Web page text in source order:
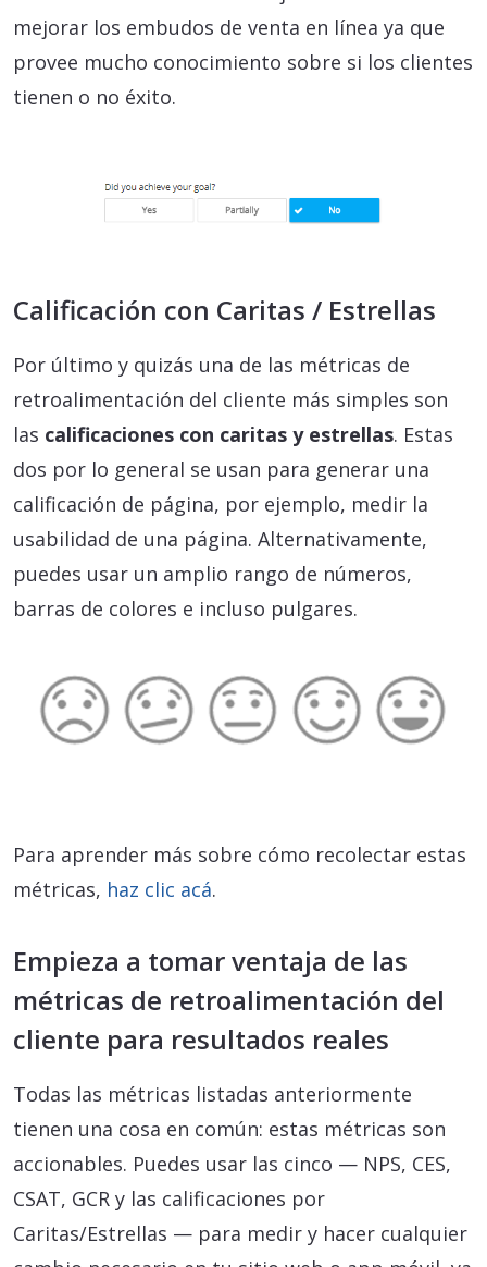
mejorar los embudos de venta en línea ya que
provee mucho conocimiento sobre si los clientes
tienen o no éxito.
Calificación con Caritas / Estrellas
Por último y quizás una de las métricas de
retroalimentación del cliente más simples son
las calificaciones con caritas y estrellas. Estas
dos por lo general se usan para generar una
calificación de página, por ejemplo, medir la
usabilidad de una página. Alternativamente,
puedes usar un amplio rango de números,
barras de colores e incluso pulgares.
Para aprender más sobre cómo recolectar estas
métricas, haz clic acá.
Empieza a tomar ventaja de las
métricas de retroalimentación del
cliente para resultados reales
Todas las métricas listadas anteriormente
tienen una cosa en común: estas métricas son
accionables. Puedes usar las cinco — NPS, CES,
CSAT, GCR y las calificaciones por
Caritas/Estrellas — para medir y hacer cualquier